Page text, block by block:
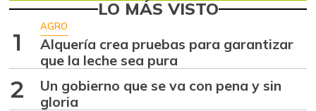
LO MÁS VISTO
1
AGRO
Alquería crea pruebas para garantizar
que la leche sea pura
2
Un gobierno que se va con pena y sin
gloria